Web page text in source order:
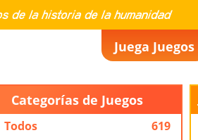
de la humanidad
Juega Juegos
Categorías de Juegos
Todos
619